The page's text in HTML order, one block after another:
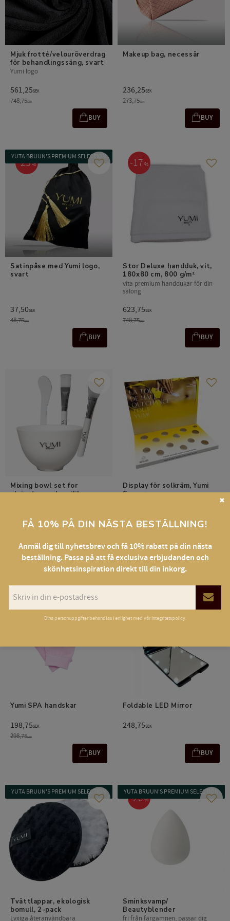
Mjuk frotté/velouröverdrag
för behandlingssäng, svart
Yumi logo
561,25SEK
748,75SEK
BUY
Makeup bag, necessär
236,25SEK
273,75SEK
BUY
Satinpåse med Yumi logo,
svart
37,50SEK
48,75SEK
23%
YUTA BRUUN'S PREMIUM SELECTION
Add to favorites
BUY
Stor Deluxe handduk, vit,
180x80 cm, 800 g/m²
vita premium handdukar för din
salong
623,75SEK
748,75SEK
17 % Add
BUY
Mixing bowl set for
alginate masks, silikon
161,25
Add to favorites
BUY
Display för solkräm, Yumi
Suncare
373,75
Add
BUY
Yumi SPA handskar
198,75SEK
298,75SEK
33 Add to favorites
BUY
Foldable LED Mirror
248,75SEK
Add
BUY
Tvättlappar, ekologisk
bomull, 2-pack
Lyxiga återanvändbara
YUTA BRUUN'S PREMIUM SELECTION
Add to favorites
Sminksvamp/
Beautyblender
fri från färgämnen, passar dig
20%
YUTA BRUUN'S PREMIUM SELECTION
Add
FÅ 10% PÅ DIN NÄSTA BESTÄLLNING!
Anmäl dig till nyhetsbrev och få 10% rabatt på din nästa
beställning. Passa på att få exclusiva erbjudanden och
skönhetsinspiration direkt till din inkorg.
Dina personuppgifter behandlas i enlighet med vårintegritetspolicy.
✖